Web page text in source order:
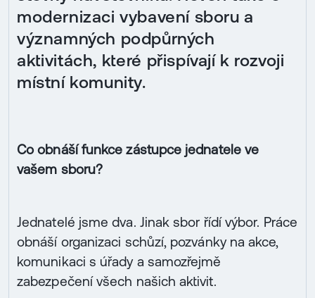
modernizaci vybavení sboru a
významných podpůrných
aktivitách, které přispívají k rozvoji
místní komunity.
Co obnáší funkce zástupce jednatele ve
vašem sboru?
Jednatelé jsme dva. Jinak sbor řídí výbor. Práce
obnáší organizaci schůzí, pozvánky na akce,
komunikaci s úřady a samozřejmě
zabezpečení všech našich aktivit.